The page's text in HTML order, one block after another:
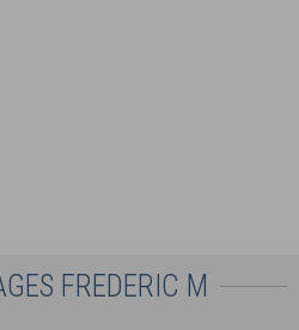
FREDERIC M